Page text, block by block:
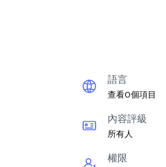
語言
查看0個項目
內容評級
所有人
權限